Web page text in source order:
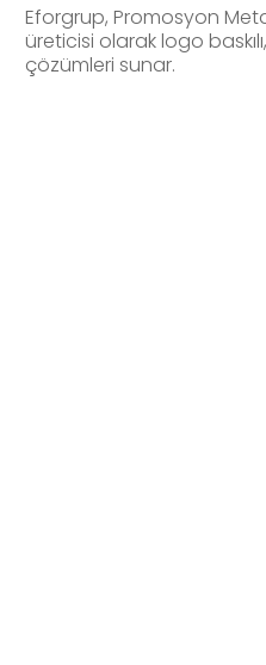
Eforgrup, Promosyon
üreticisi olarak logo
çözümleri sunar.